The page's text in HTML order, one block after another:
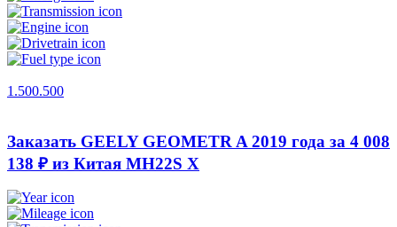
1.500.500
Заказать GEELY GEOMETR A 2019 года за 4 008
138 ₽ из Китая MH22S X